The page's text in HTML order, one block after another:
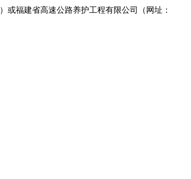
）或福建省高速公路养护工程有限公司（网址：